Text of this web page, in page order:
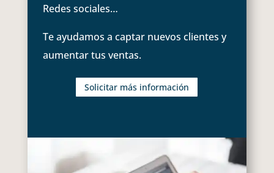
Redes sociales…
Te ayudamos a captar nuevos clientes y
aumentar tus ventas.
Solicitar más información